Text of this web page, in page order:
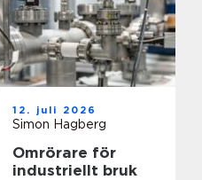
12. juli 2026
Simon Hagberg
Omrörare för
industriellt bruk